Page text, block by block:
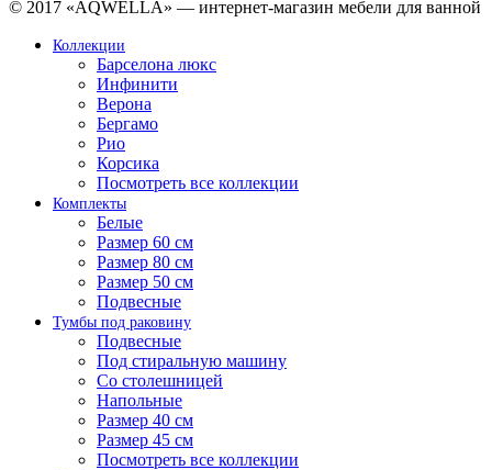
© 2017 «AQWELLA» — интернет-магазин мебели для ванной
Коллекции
Барселона люкс
Инфинити
Верона
Бергамо
Рио
Корсика
Посмотреть все коллекции
Комплекты
Белые
Размер 60 см
Размер 80 см
Размер 50 см
Подвесные
Тумбы под раковину
Подвесные
Под стиральную машину
Со столешницей
Напольные
Размер 40 см
Размер 45 см
Посмотреть все коллекции